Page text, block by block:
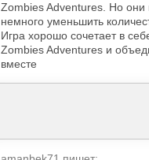
Zombies Adventures. Но они
немного уменьшить
Игра хорошо сочетает в
Zombies Adventures и
вместе